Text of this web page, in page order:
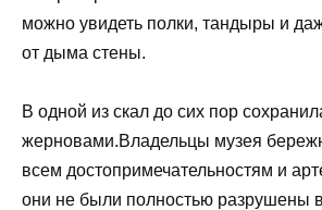
можно увидеть полки, тандыры и
от дыма стены.
В одной из скал до сих пор
жерновами.Владельцы музея
всем достопримечательностям и
они не были полностью разрушены